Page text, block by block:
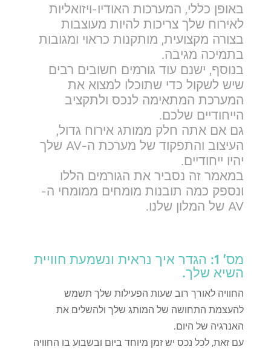
באופן כללי, המערכות האודיו-ויזואליות
לאירוח שלך צריכות להיות מעוצבות
בצורה מקצועית, מותקנות כראוי ומגובות
בתמיכה מגיבה.
בנוסף, ישנם עוד גורמים חשובים רבים
שיש לשקול כדי שתוכלו למצוא את
המערכת המתאימה לנכס ולתקציב
הייחודיים שלכם.
גם אם אתה חלק ממותג אירוח גדול,
העיצוב והתפקוד של מערכת ה-AV שלך
יהיו ייחודיים.
במאמר זה נסביר את הגורמים הללו
ונספק כמה תובנות מומחים ממומחי ה-
AV של המלון שלנו.
מס' 1: הגדר איך נראית ונשמעת חוויית
השיא שלך.
החוויה לאורך רוב שעות הפעילות שלך תשמש
להעצמת התחושה של המותג שלך ולהשלים את
האנרגיה של היום.
עם זאת, לכל נכס יש זמן מיוחד ביום ובשבוע בו החוויה